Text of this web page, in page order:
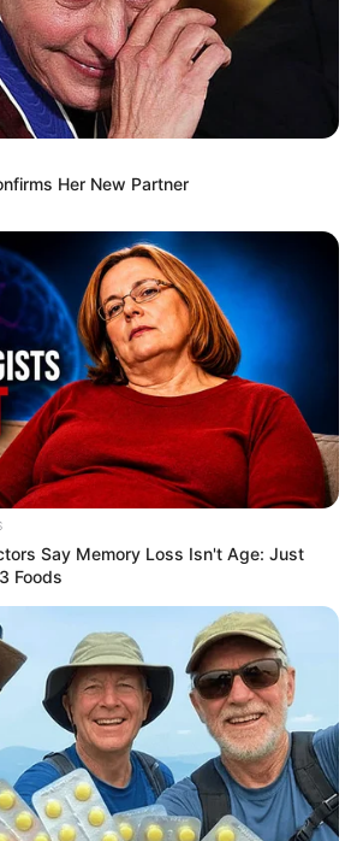
Informationen unter
www.schloss
Grünau mit Auenzentrum - Etwa sieben
der oberbayerischen Stadt
Donau steht ein sehr gut erhaltenes
Im Untergeschoss kann hier eine
Auenzentrums Neuburg-Ingolstadt
und ihre Lebensräume, ihre
ihre Bedeutung für den
und Naturschutz besichtigt werden.
unterwww.auenzentrum-neuburg-ing
Schlösser in Bayern und in
Schlösser in Deutschland
Veranstaltung kostenlos
Her New Partner
Say Me​mory Lo​ss Isn't Age: Just
Foods